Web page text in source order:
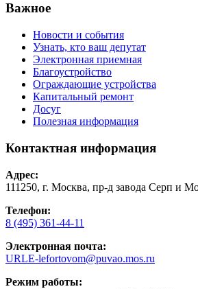
Важное
Новости и события
Узнать, кто ваш депутат
Электронная приемная
Благоустройство
Ограждающие устройства
Капитальный ремонт
Досуг
Полезная информация
Контактная информация
Адрес:
111250, г. Москва, пр-д завода Серп и
Телефон:
8 (495) 361-44-11
Электронная почта:
URLE-lefortovom@puvao.mos.ru
Режим работы: